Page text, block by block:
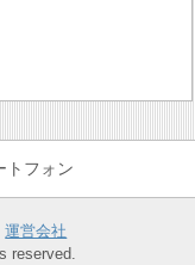
トフォン
運営会社
reserved.